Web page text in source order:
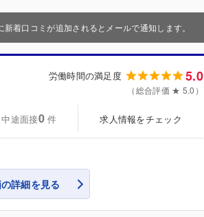
着口コミが追加されるとメールで通知します。
労働時間の満足度 5.0
（総合評価 ★ 5.0）
途面接0 件 求人情報をチェック
詳細を見る